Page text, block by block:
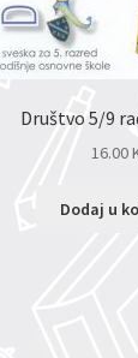
Društvo 5/9
16.00
Dodaj u